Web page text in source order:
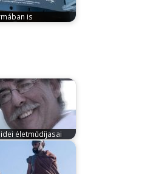
is
idei életműdíjasai
és
Gulyás